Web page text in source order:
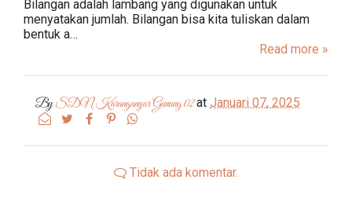
Bilangan adalah lambang yang digunakan untuk
menyatakan jumlah. Bilangan bisa kita tuliskan dalam
bentuk a…
Read more »
BySDN Karanganyar Gunung 02at Januari 07, 2025
Tidak ada komentar.